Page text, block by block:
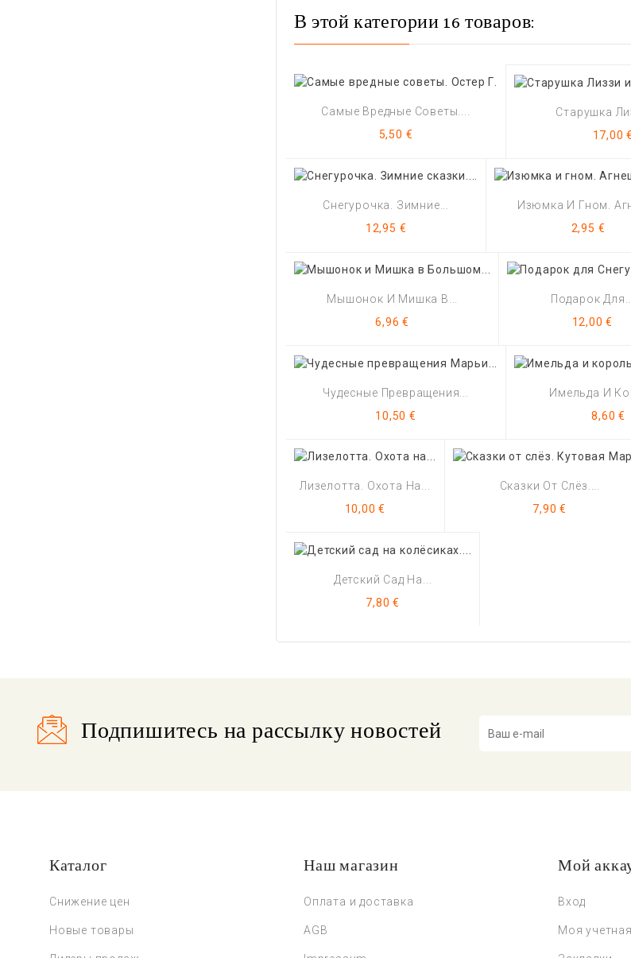
В этой категории 16 товаров:
Самые Вредные Советы....
Цена
5,50 €
Старушка
Цена
17,00 €
Снегурочка. Зимние...
Цена
12,95 €
Изюмка И Гном.
Цена
2,95 €
Мышонок И Мишка В...
Цена
6,96 €
Подарок Для...
Цена
12,00 €
Чудесные Превращения...
Цена
10,50 €
Имельда И
Цена
8,60 €
Лизелотта. Охота На...
Цена
10,00 €
Сказки От Слёз....
Цена
7,90 €
Детский Сад На...
Цена
7,80 €
Подпишитесь на рассылку новостей
Каталог
Снижение цен
Новые товары
Наш магазин
Оплата и доставка
AGB
Мой
Вход
Моя